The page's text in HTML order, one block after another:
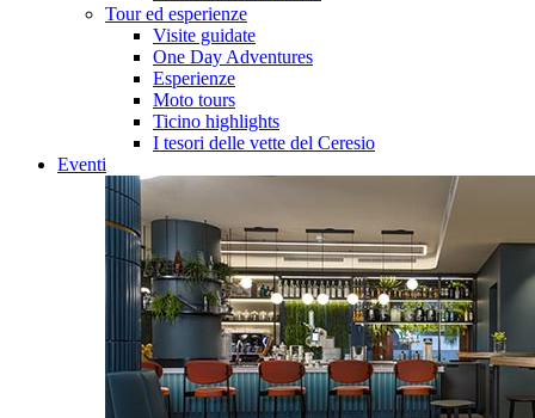
Tour ed esperienze
Visite guidate
One Day Adventures
Esperienze
Moto tours
Ticino highlights
I tesori delle vette del Ceresio
Eventi